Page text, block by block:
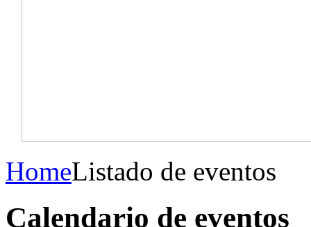
HomeListado de eventos
Calendario de eventos